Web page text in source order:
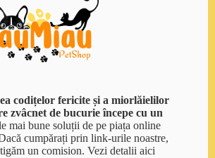
codițelor fericite și a miorlăielilor
zvâcnet de bucurie începe cu un
mai bune soluții de pe piața online
cumpărați prin link-urile noastre,
un comision. Vezi detalii aici